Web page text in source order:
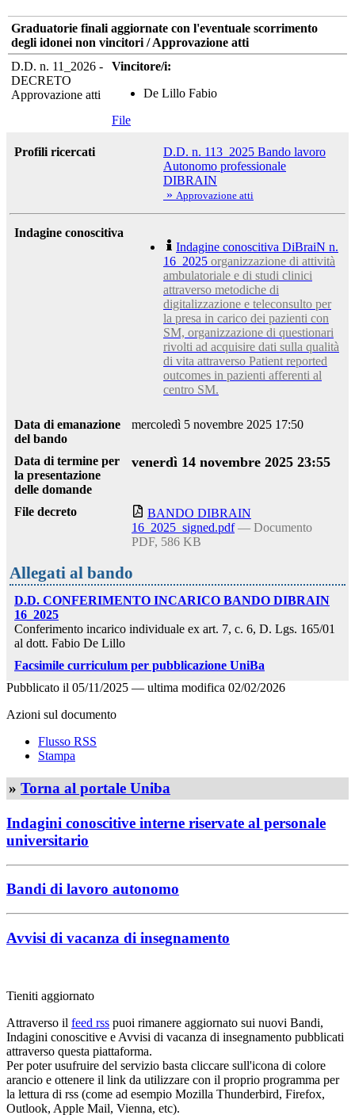
Graduatorie finali aggiornate con l'eventuale scorrimento
degli idonei non vincitori / Approvazione atti
D.D. n. 11_2026 -
DECRETO
Approvazione atti
Vincitore/i:
De Lillo Fabio
File
Profili ricercati
D.D. n. 113_2025 Bando lavoro
Autonomo professionale
DIBRAIN
» Approvazione atti
Indagine conoscitiva
Indagine conoscitiva DiBraiN n.
16_2025 organizzazione di attività
ambulatoriale e di studi clinici
attraverso metodiche di
digitalizzazione e teleconsulto per
la presa in carico dei pazienti con
SM, organizzazione di questionari
rivolti ad acquisire dati sulla qualità
di vita attraverso Patient reported
outcomes in pazienti afferenti al
centro SM.
Data di emanazione
del bando
mercoledì 5 novembre 2025 17:50
Data di termine per
la presentazione
delle domande
venerdì 14 novembre 2025 23:55
File decreto
BANDO DIBRAIN
16_2025_signed.pdf — Documento
PDF, 586 KB
Allegati al bando
D.D. CONFERIMENTO INCARICO BANDO DIBRAIN
16_2025
Conferimento incarico individuale ex art. 7, c. 6, D. Lgs. 165/01
al dott. Fabio De Lillo
Facsimile curriculum per pubblicazione UniBa
Pubblicato il 05/11/2025 — ultima modifica 02/02/2026
Azioni sul documento
Flusso RSS
Stampa
» Torna al portale Uniba
Indagini conoscitive interne riservate al personale
universitario
Bandi di lavoro autonomo
Avvisi di vacanza di insegnamento
Tieniti aggiornato
Attraverso il feed rss puoi rimanere aggiornato sui nuovi Bandi,
Indagini conoscitive e Avvisi di vacanza di insegnamento pubblicati
attraverso questa piattaforma.
Per poter usufruire del servizio basta cliccare sull'icona di colore
arancio e ottenere il link da utilizzare con il proprio programma per
la lettura di rss (come ad esempio Mozilla Thunderbird, Firefox,
Outlook, Apple Mail, Vienna, etc).